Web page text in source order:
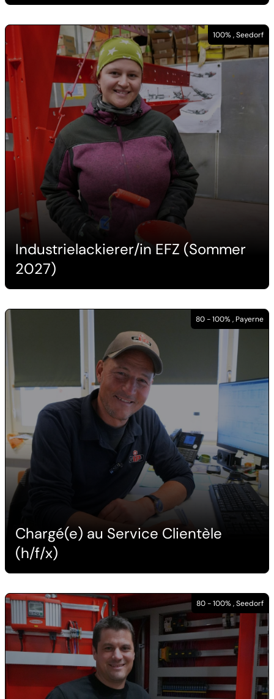
100% , Seedorf
Industrielackierer/in EFZ (Sommer
2027)
80 - 100% , Payerne
Chargé(e) au Service Clientèle
(h/f/x)
80 - 100% , Seedorf